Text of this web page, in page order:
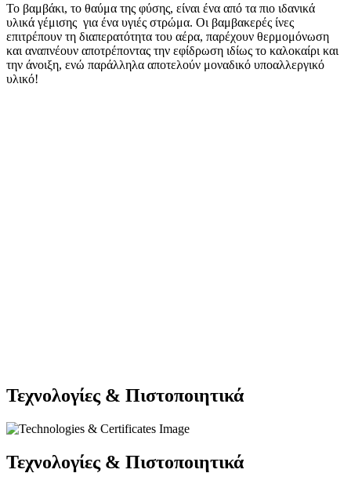
Το βαμβάκι, το θαύμα της φύσης, είναι ένα από τα πιο ιδανικά
υλικά γέμισης για ένα υγιές στρώμα. Οι βαμβακερές ίνες
επιτρέπουν τη διαπερατότητα του αέρα, παρέχουν θερμομόνωση
και αναπνέουν αποτρέποντας την εφίδρωση ιδίως το καλοκαίρι και
την άνοιξη, ενώ παράλληλα αποτελούν μοναδικό υποαλλεργικό
υλικό!
Τεχνολογίες & Πιστοποιητικά
Τεχνολογίες & Πιστοποιητικά